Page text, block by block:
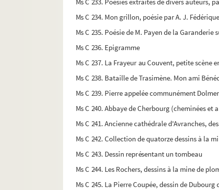
Ms C 234. Mon grillon, poésie par A. J.
Ms C 235. Poésie de M. Payen de la
Ms C 236. Epigramme
Ms C 237. La Frayeur au Couvent, petite scène
Ms C 238. Bataille de Trasimène. Mon ami
Ms C 239. Pierre appelée communément
Ms C 240. Abbaye de Cherbourg (cheminées
Ms C 241. Ancienne cathédrale d'Avranches,
Ms C 242. Collection de quatorze dessins à la
Ms C 243. Dessin représentant un tombeau
Ms C 244. Les Rochers, dessins à la mine de
Ms C 245. La Pierre Coupée, dessin de